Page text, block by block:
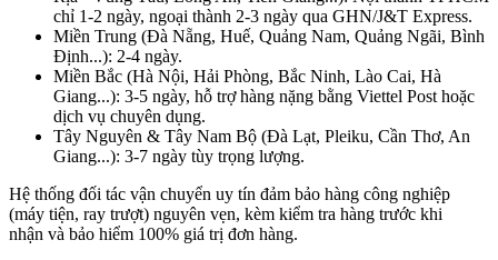
chỉ 1-2 ngày, ngoại thành 2-3 ngày qua GHN/J&T Express.
Miền Trung (Đà Nẵng, Huế, Quảng Nam, Quảng Ngãi, Bình
Định...): 2-4 ngày.
Miền Bắc (Hà Nội, Hải Phòng, Bắc Ninh, Lào Cai, Hà
Giang...): 3-5 ngày, hỗ trợ hàng nặng bằng Viettel Post hoặc
dịch vụ chuyên dụng.
Tây Nguyên & Tây Nam Bộ (Đà Lạt, Pleiku, Cần Thơ, An
Giang...): 3-7 ngày tùy trọng lượng.
Hệ thống đối tác vận chuyển uy tín đảm bảo hàng công nghiệp
(máy tiện, ray trượt) nguyên vẹn, kèm kiểm tra hàng trước khi
nhận và bảo hiểm 100% giá trị đơn hàng.